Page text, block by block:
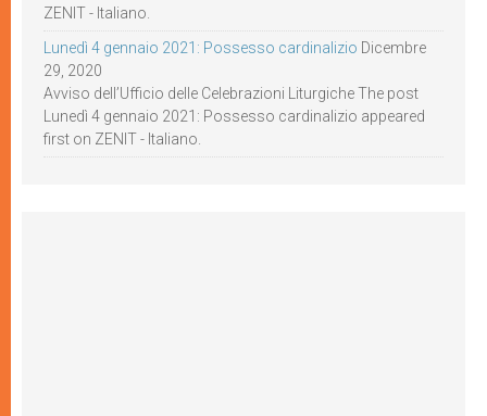
ZENIT - Italiano.
Lunedì 4 gennaio 2021: Possesso cardinalizio Dicembre
29, 2020
Avviso dell’Ufficio delle Celebrazioni Liturgiche The post
Lunedì 4 gennaio 2021: Possesso cardinalizio appeared
first on ZENIT - Italiano.